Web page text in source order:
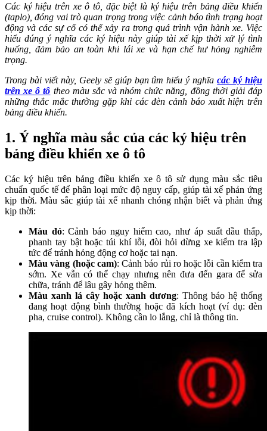
Các ký hiệu trên xe ô tô, đặc biệt là ký hiệu trên bảng điều khiển
(taplo), đóng vai trò quan trọng trong việc cảnh báo tình trạng hoạt
động và các sự cố có thể xảy ra trong quá trình vận hành xe. Việc
hiểu đúng ý nghĩa các ký hiệu này giúp tài xế kịp thời xử lý tình
huống, đảm bảo an toàn khi lái xe và hạn chế hư hỏng nghiêm
trọng.
Trong bài viết này, Geely sẽ giúp bạn tìm hiểu ý nghĩacác ký hiệu
trên xe ô tô theo màu sắc và nhóm chức năng, đồng thời giải đáp
những thắc mắc thường gặp khi các đèn cảnh báo xuất hiện trên
bảng điều khiển.
1. Ý nghĩa màu sắc của các ký hiệu trên
bảng điều khiển xe ô tô
Các ký hiệu trên bảng điều khiển xe ô tô sử dụng màu sắc tiêu
chuẩn quốc tế để phân loại mức độ nguy cấp, giúp tài xế phản ứng
kịp thời. Màu sắc giúp tài xế nhanh chóng nhận biết và phản ứng
kịp thời:
Màu đỏ: Cảnh báo nguy hiểm cao, như áp suất dầu thấp,
phanh tay bật hoặc túi khí lỗi, đòi hỏi dừng xe kiểm tra lập
tức để tránh hỏng động cơ hoặc tai nạn.
Màu vàng (hoặc cam): Cảnh báo rủi ro hoặc lỗi cần kiểm tra
sớm. Xe vẫn có thể chạy nhưng nên đưa đến gara để sửa
chữa, tránh để lâu gây hỏng thêm.
Màu xanh lá cây hoặc xanh dương: Thông báo hệ thống
đang hoạt động bình thường hoặc đã kích hoạt (ví dụ: đèn
pha, cruise control). Không cần lo lắng, chỉ là thông tin.